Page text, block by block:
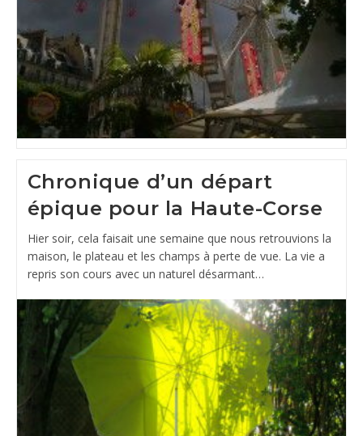
Chronique d’un départ
épique pour la Haute-Corse
Hier soir, cela faisait une semaine que nous retrouvions la
maison, le plateau et les champs à perte de vue. La vie a
repris son cours avec un naturel désarmant…